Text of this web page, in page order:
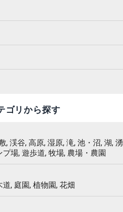
ゴリから探す
, 渓谷, 高原, 湿原, 滝, 池・沼, 湖,
プ場, 遊歩道, 牧場, 農場・農園
, 庭園, 植物園, 花畑